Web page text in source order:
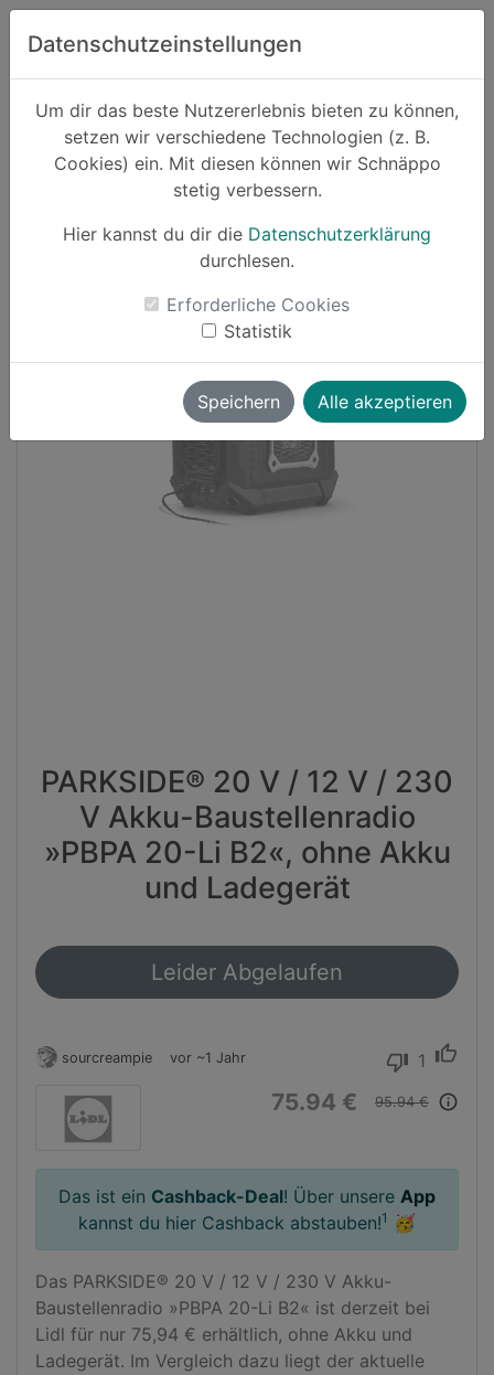
Zum Hauptinhalt springen
Datenschutzeinstellungen
Um dir das beste Nutzererlebnis bieten zu können,
setzen wir verschiedene Technologien (z. B.
Cookies) ein. Mit diesen können wir Schnäppo
stetig verbessern.
Hier kannst du dir die Datenschutzerklärung
durchlesen.
Erforderliche Cookies
Statistik
Speichern Alle akzeptieren
Suchen
Schnäppchen Haushalt und Garten
Cashback
PARKSIDE® 20 V / 12 V / 230
V Akku-Baustellenradio
»PBPA 20-Li B2«, ohne Akku
und Ladegerät
Leider Abgelaufen
sourcreampie vor ~1 Jahr thumb_down 1 thumb_up
75.94 € 95.94 € info_outline
Das ist ein Cashback-Deal! Über unsere App
kannst du hier Cashback abstauben!1 🥳
Das PARKSIDE® 20 V / 12 V / 230 V Akku-
Baustellenradio »PBPA 20-Li B2« ist derzeit bei
Lidl für nur 75,94 € erhältlich, ohne Akku und
Ladegerät. Im Vergleich dazu liegt der aktuelle